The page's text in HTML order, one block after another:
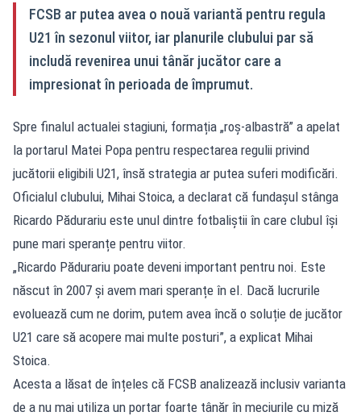
FCSB ar putea avea o nouă variantă pentru regula
U21 în sezonul viitor, iar planurile clubului par să
includă revenirea unui tânăr jucător care a
impresionat în perioada de împrumut.
Spre finalul actualei stagiuni, formația „roș-albastră” a apelat
la portarul Matei Popa pentru respectarea regulii privind
jucătorii eligibili U21, însă strategia ar putea suferi modificări.
Oficialul clubului, Mihai Stoica, a declarat că fundașul stânga
Ricardo Pădurariu este unul dintre fotbaliștii în care clubul își
pune mari speranțe pentru viitor.
„Ricardo Pădurariu poate deveni important pentru noi. Este
născut în 2007 și avem mari speranțe în el. Dacă lucrurile
evoluează cum ne dorim, putem avea încă o soluție de jucător
U21 care să acopere mai multe posturi”, a explicat Mihai
Stoica.
Acesta a lăsat de înțeles că FCSB analizează inclusiv varianta
de a nu mai utiliza un portar foarte tânăr în meciurile cu miză